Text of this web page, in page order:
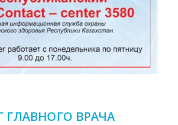
ГЛАВНОГО ВРАЧА